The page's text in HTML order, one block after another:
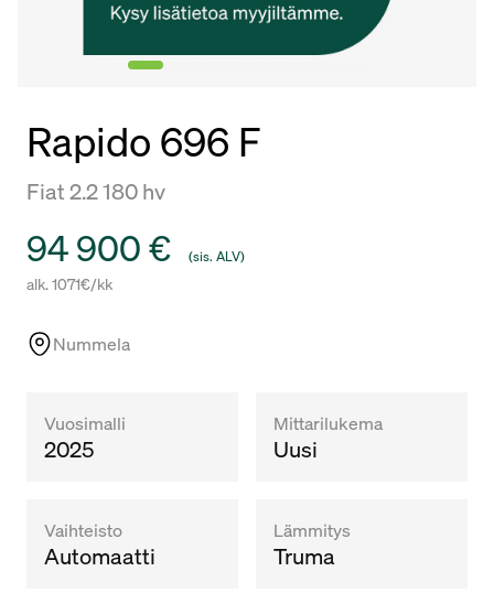
Rapido 696 F
Fiat 2.2 180 hv
Hinta
94 900 € (sis. ALV)
alk. 1071€/kk
Nummela
Vuosimalli
2025
Mittarilukema
Uusi
Vaihteisto
Automaatti
Lämmitys
Truma